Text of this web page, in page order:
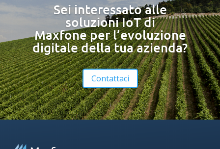
Sei interessato alle
soluzioni IoT di
Maxfone per l’evoluzione
digitale della tua azienda?
Contattaci